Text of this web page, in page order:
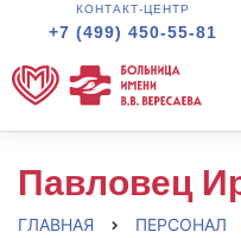
КОНТАКТ-ЦЕНТР
+7 (499) 450-55-81
Павловец
ГЛАВНАЯ
ПЕРСОНАЛ